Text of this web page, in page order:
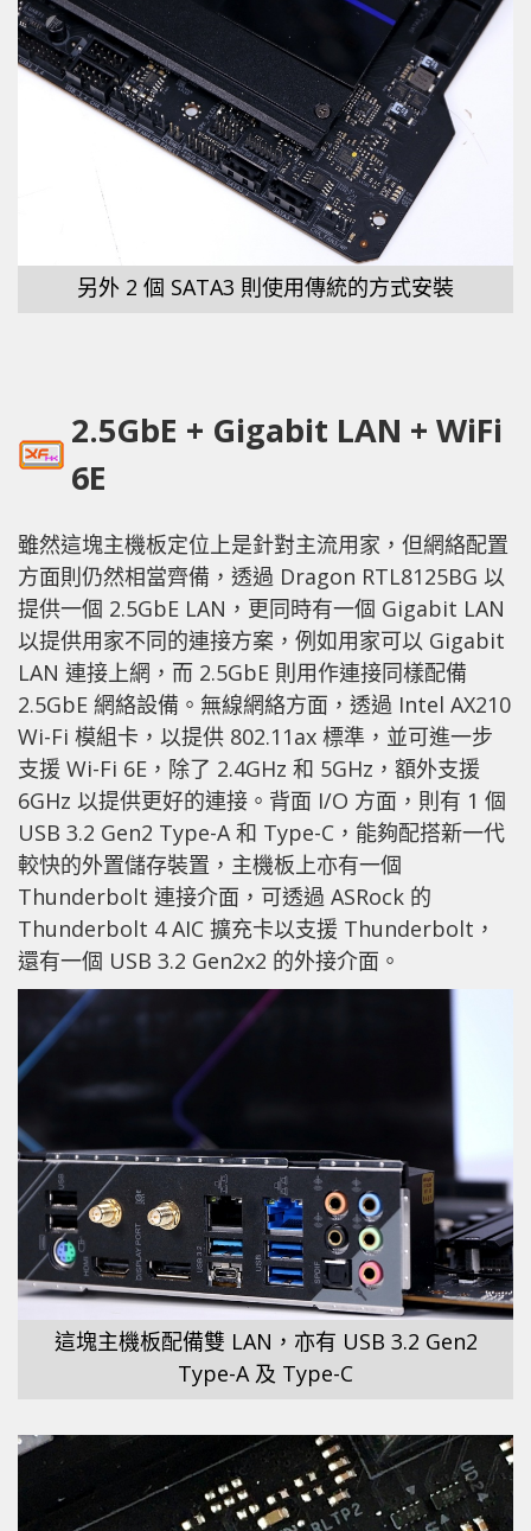
另外 2 個 SATA3 則使用傳統的方式安裝
2.5GbE + Gigabit LAN + WiFi
6E
雖然這塊主機板定位上是針對主流用家，但網絡配置
方面則仍然相當齊備，透過 Dragon RTL8125BG 以
提供一個 2.5GbE LAN，更同時有一個 Gigabit LAN
以提供用家不同的連接方案，例如用家可以 Gigabit
LAN 連接上網，而 2.5GbE 則用作連接同樣配備
2.5GbE 網絡設備。無線網絡方面，透過 Intel AX210
Wi-Fi 模組卡，以提供 802.11ax 標準，並可進一步
支援 Wi-Fi 6E，除了 2.4GHz 和 5GHz，額外支援
6GHz 以提供更好的連接。背面 I/O 方面，則有 1 個
USB 3.2 Gen2 Type-A 和 Type-C，能夠配搭新一代
較快的外置儲存裝置，主機板上亦有一個
Thunderbolt 連接介面，可透過 ASRock 的
Thunderbolt 4 AIC 擴充卡以支援 Thunderbolt，
還有一個 USB 3.2 Gen2x2 的外接介面。
這塊主機板配備雙 LAN，亦有 USB 3.2 Gen2
Type-A 及 Type-C